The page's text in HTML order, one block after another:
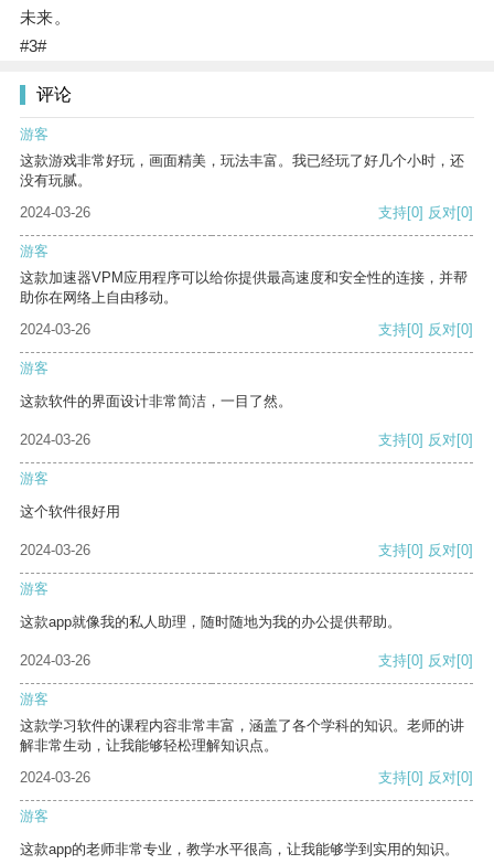
未来。
#3#
评论
游客
这款游戏非常好玩，画面精美，玩法丰富。我已经玩了好几个小时，还
没有玩腻。
2024-03-26
支持[0] 反对[0]
游客
这款加速器VPM应用程序可以给你提供最高速度和安全性的连接，并帮
助你在网络上自由移动。
2024-03-26
支持[0] 反对[0]
游客
这款软件的界面设计非常简洁，一目了然。
2024-03-26 支持[0] 反对[0]
游客
这个软件很好用
2024-03-26 支持[0] 反对[0]
游客
这款app就像我的私人助理，随时随地为我的办公提供帮助。
2024-03-26 支持[0] 反对[0]
游客
这款学习软件的课程内容非常丰富，涵盖了各个学科的知识。老师的讲
解非常生动，让我能够轻松理解知识点。
2024-03-26
支持[0] 反对[0]
游客
这款app的老师非常专业，教学水平很高，让我能够学到实用的知识。